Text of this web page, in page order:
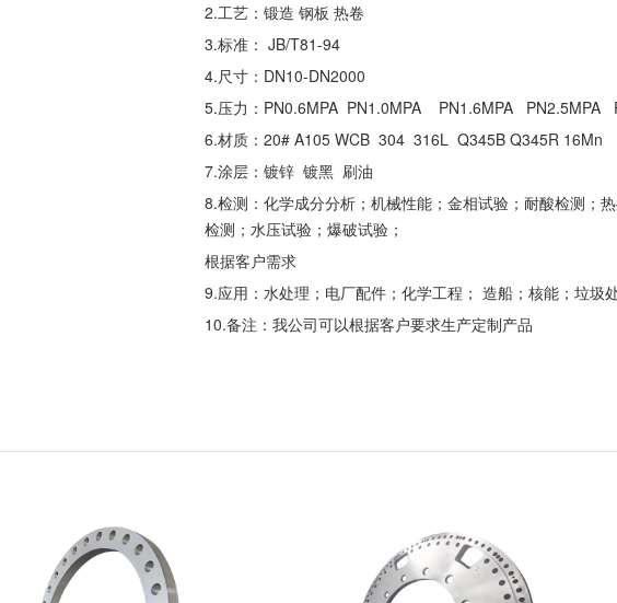
2.工艺：锻造 钢板 热卷
3.标准： JB/T81-94
4.尺寸：DN10-DN2000
5.压力：PN0.6MPA PN1.0MPA PN1.6MPA
6.材质：20# A105 WCB 304 316L Q345B Q345R 16Mn
7.涂层：镀锌 镀黑 刷油
8.检测：化学成分分析；机械性能；金相试验；耐酸检测；
检测；水压试验；爆破试验；
根据客户需求
9.应用：水处理；电厂配件；化学工程； 造船；核能；垃圾
10.备注：我公司可以根据客户要求生产定制产品